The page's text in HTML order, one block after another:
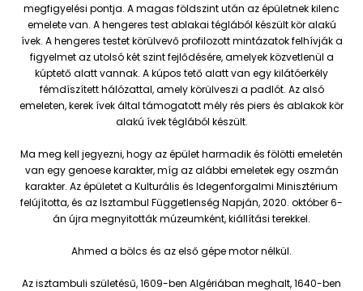
megfigyelési pontja. A magas földszint után az épületnek kilenc
emelete van. A hengeres test ablakai téglából készült kör alakú
ívek. A hengeres testet körülvevő profilozott mintázatok felhívják a
figyelmet az utolsó két szint fejlődésére, amelyek közvetlenül a
kúptető alatt vannak. A kúpos tető alatt van egy kilátóerkély
fémdíszített hálózattal, amely körülveszi a padlót. Az alsó
emeleten, kerek ívek által támogatott mély rés piers és ablakok kör
alakú ívek téglából készült.
Ma meg kell jegyezni, hogy az épület harmadik és fölötti emeletén
van egy genoese karakter, míg az alábbi emeletek egy oszmán
karakter. Az épületet a Kulturális és Idegenforgalmi Minisztérium
felújította, és az Isztambul Függetlenség Napján, 2020. október 6-
án újra megnyitották múzeumként, kiállítási terekkel.
Ahmed a bölcs és az első gépe motor nélkül.
Az isztambuli születésű, 1609-ben Algériában meghalt, 1640-ben